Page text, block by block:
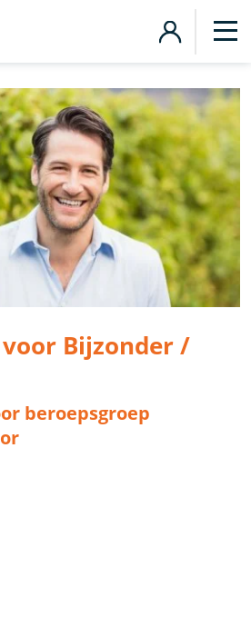
Bijzonder /
beroepsgroep